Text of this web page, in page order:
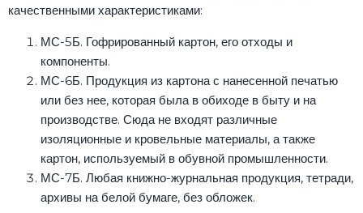
качественными характеристиками:
МС-5Б. Гофрированный картон, его отходы и
компоненты.
МС-6Б. Продукция из картона с нанесенной печатью
или без нее, которая была в обиходе в быту и на
производстве. Сюда не входят различные
изоляционные и кровельные материалы, а также
картон, используемый в обувной промышленности.
МС-7Б. Любая книжно-журнальная продукция, тетради,
архивы на белой бумаге, без обложек.